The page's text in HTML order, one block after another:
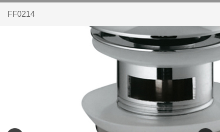
FF0214